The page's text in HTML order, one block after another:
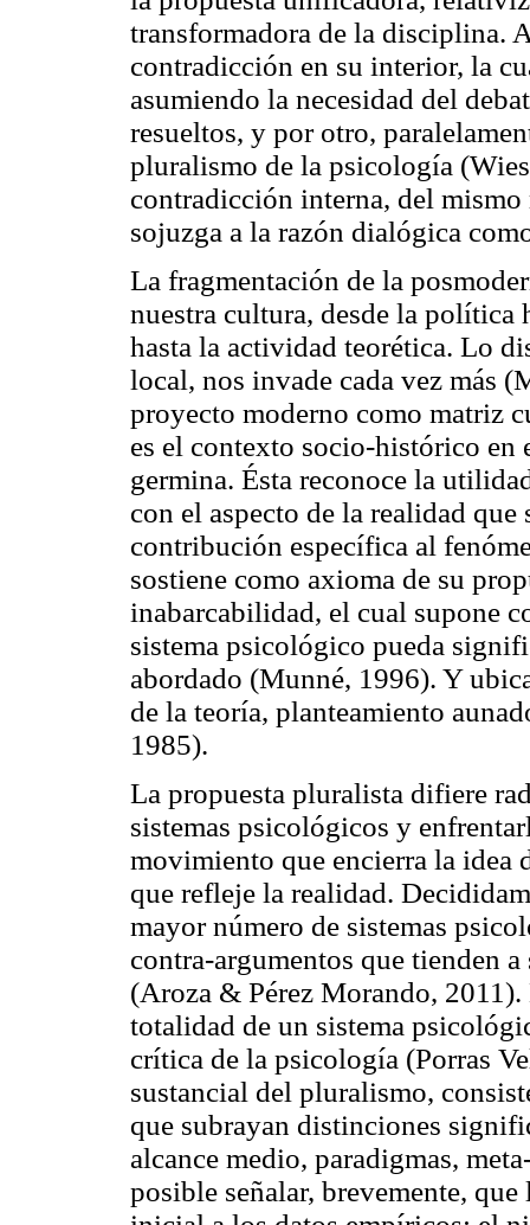
transformadora de la disciplina.
contradicción en su interior, la
asumiendo la necesidad del
resueltos, y por otro,
pluralismo de la psicología
contradicción interna, del
sojuzga a la razón dialógica
La fragmentación de la
nuestra cultura, desde la política
hasta la actividad teorética. Lo
local, nos invade cada vez más
proyecto moderno como matriz
es el contexto socio-histórico
germina. Ésta reconoce la
con el aspecto de la realidad que
contribución específica al
sostiene como axioma de su
inabarcabilidad, el cual supone
sistema psicológico pueda
abordado (Munné, 1996). Y
de la teoría, planteamiento
1985).
La propuesta pluralista difiere
sistemas psicológicos y
movimiento que encierra la idea
que refleje la realidad.
mayor número de sistemas
contra-argumentos que tienden
(Aroza & Pérez Morando,
totalidad de un sistema
crítica de la psicología (Porras
sustancial del pluralismo,
que subrayan distinciones
alcance medio, paradigmas,
posible señalar, brevemente,